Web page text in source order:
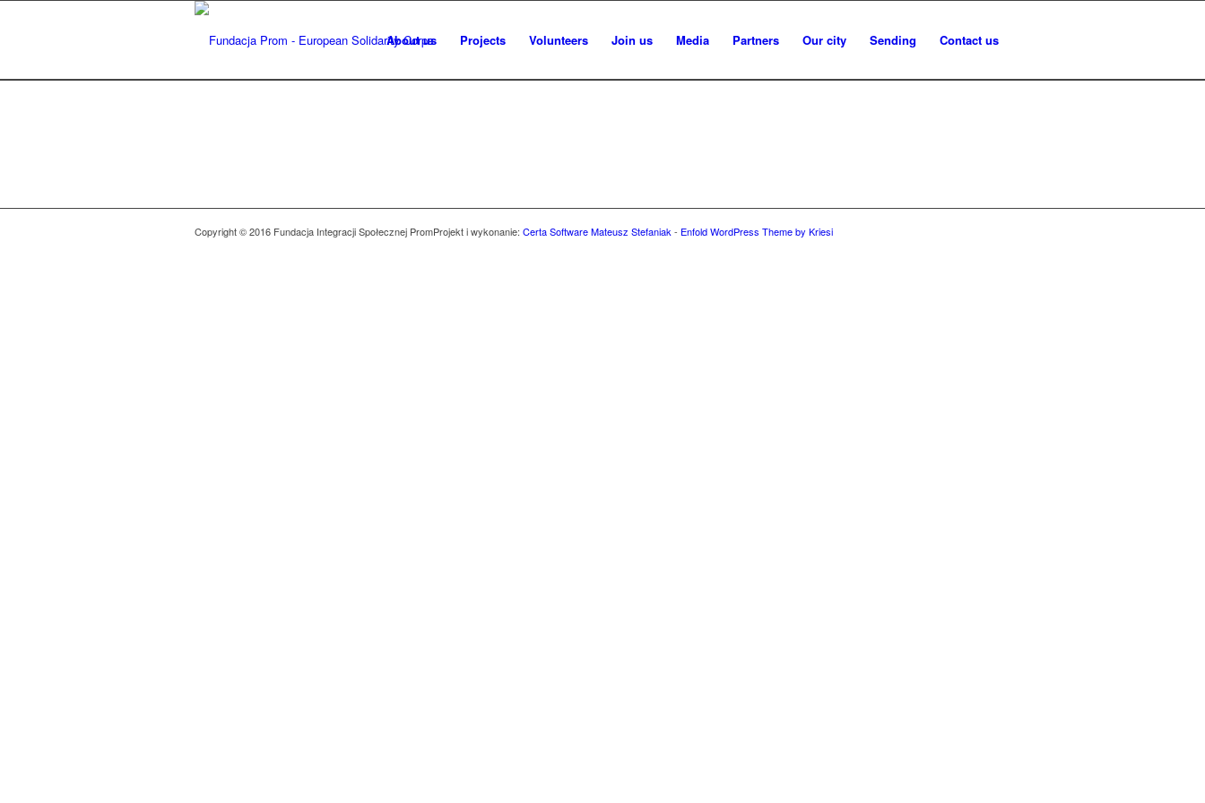
About us Projects Volunteers Join us Media Partners Our city Sending Contact us
Copyright © 2016 Fundacja Integracji Społecznej PromProjekt i wykonanie: Certa Software Mateusz Stefaniak - Enfold WordPress Theme by Kriesi